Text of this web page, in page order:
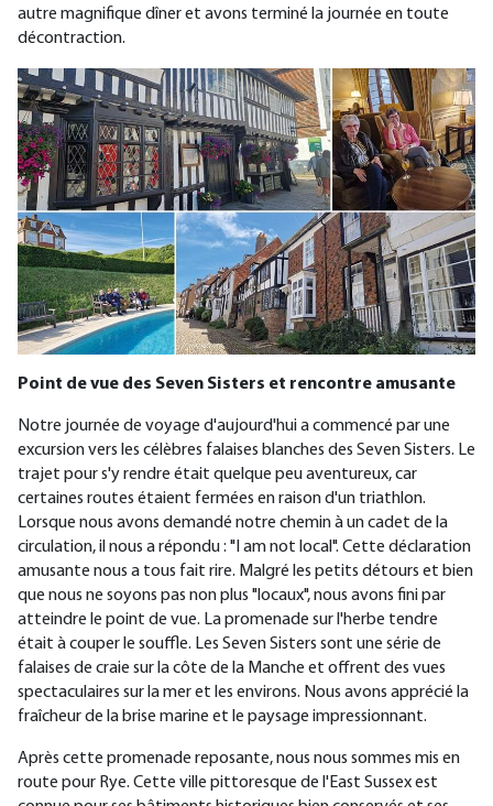
autre magnifique dîner et avons terminé la journée en toute
décontraction.
Point de vue des Seven Sisters et rencontre amusante
Notre journée de voyage d'aujourd'hui a commencé par une
excursion vers les célèbres falaises blanches des Seven Sisters. Le
trajet pour s'y rendre était quelque peu aventureux, car
certaines routes étaient fermées en raison d'un triathlon.
Lorsque nous avons demandé notre chemin à un cadet de la
circulation, il nous a répondu : "I am not local". Cette déclaration
amusante nous a tous fait rire. Malgré les petits détours et bien
que nous ne soyons pas non plus "locaux", nous avons fini par
atteindre le point de vue. La promenade sur l'herbe tendre
était à couper le souffle. Les Seven Sisters sont une série de
falaises de craie sur la côte de la Manche et offrent des vues
spectaculaires sur la mer et les environs. Nous avons apprécié la
fraîcheur de la brise marine et le paysage impressionnant.
Après cette promenade reposante, nous nous sommes mis en
route pour Rye. Cette ville pittoresque de l'East Sussex est